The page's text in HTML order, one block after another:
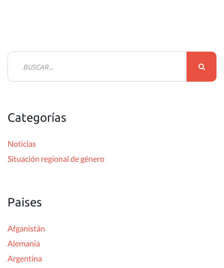
a
:
Categorías
Noticias
Situación regional de género
Paises
Afganistán
Alemania
Argentina